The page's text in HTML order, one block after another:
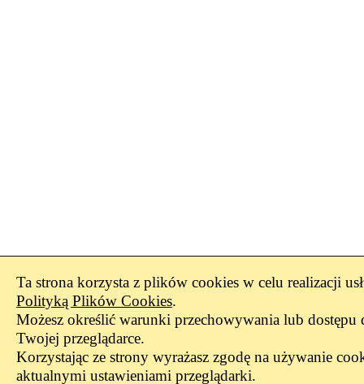
Ta strona korzysta z plików cookies w celu realizacji
Polityką Plików Cookies.
Możesz określić warunki przechowywania lub
Twojej przeglądarce.
Korzystając ze strony wyrażasz zgodę na używanie
aktualnymi ustawieniami przeglądarki.